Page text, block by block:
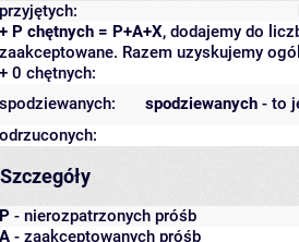
przyjętych:
+ P chętnych = P+A+X, dodajemy do
zaakceptowane. Razem uzyskujemy
+ 0 chętnych:
spodziewanych - to
spodziewanych:
odrzuconych:
Szczegóły
P - nierozpatrzonych próśb
A - zaakceptowanych próśb